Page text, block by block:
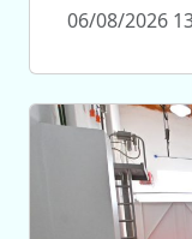
06/08/2026